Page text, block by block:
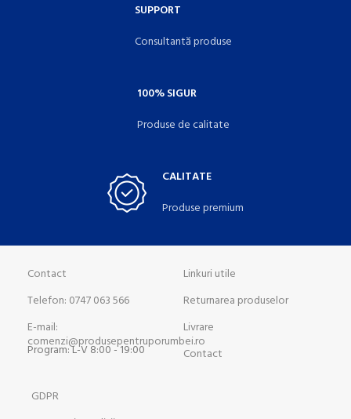
SUPPORT
Consultantă produse
100% SIGUR
Produse de calitate
CALITATE
Produse premium
Contact
Telefon: 0747 063 566
E-mail:
comenzi@produsepentruporumbei.ro
Program: L-V 8:00 - 19:00
Linkuri utile
Returnarea produselor
Livrare
Contact
GDPR